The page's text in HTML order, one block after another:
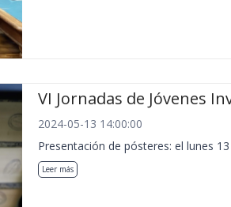
VI Jornadas de Jóvenes
2024-05-13 14:00:00
Presentación de pósteres: el lunes
Leer más